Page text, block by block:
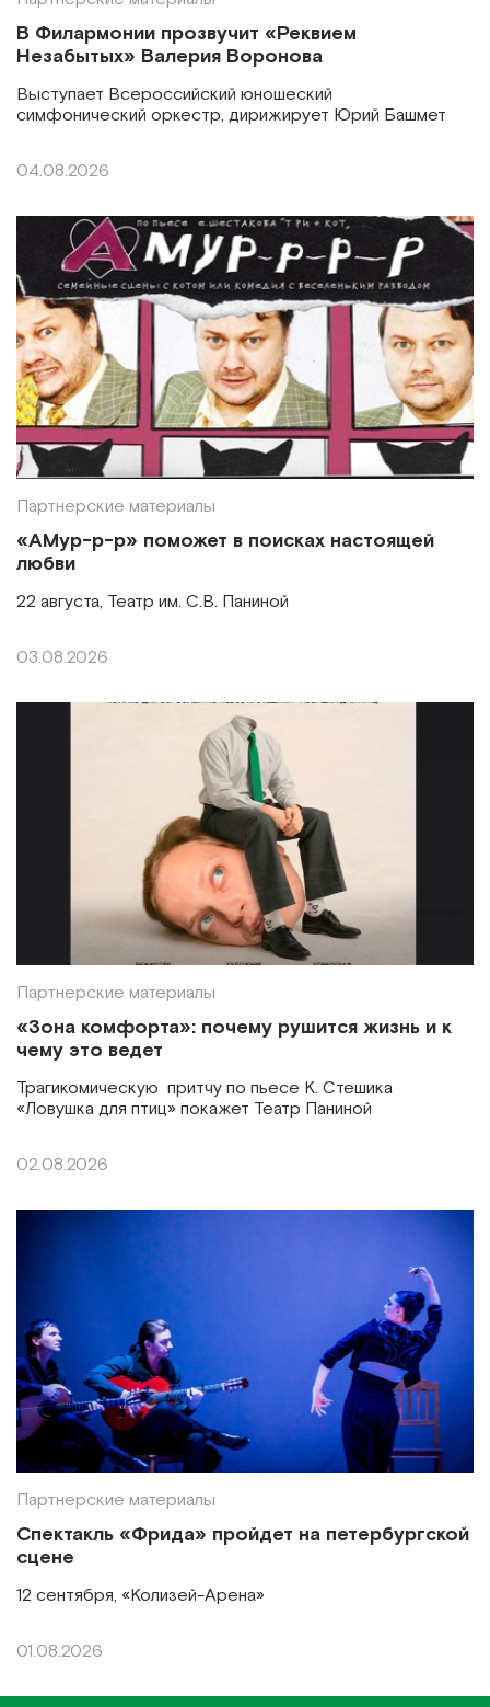
В Филармонии прозвучит «Реквием
Незабытых» Валерия Воронова
Выступает Всероссийский юношеский
симфонический оркестр, дирижирует Юрий Башмет
04.08.2026
Партнерские материалы
«АМур-р-р» поможет в поисках настоящей
любви
22 августа, Театр им. С.В. Паниной
03.08.2026
Партнерские материалы
«Зона комфорта»: почему рушится жизнь и к
чему это ведет
Трагикомическую притчу по пьесе К. Стешика
«Ловушка для птиц» покажет Театр Паниной
02.08.2026
Партнерские материалы
Спектакль «Фрида» пройдет на петербургской
сцене
12 сентября, «Колизей-Арена»
01.08.2026